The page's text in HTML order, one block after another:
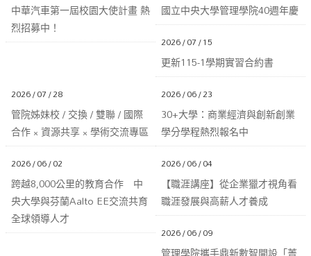
中華汽車第一屆校園大使計畫 熱
烈招募中！
國立中央大學管理學院40週年慶
2026 / 07 / 15
更新115-1學期實習合約書
2026 / 07 / 28
管院姊妹校 / 交換 / 雙聯 / 國際
合作 × 資源共享 × 學術交流專區
2026 / 06 / 23
30+大學：商業經濟與創新創業
學分學程熱烈報名中
2026 / 06 / 02
跨越8,000公里的教育合作 中
央大學與芬蘭Aalto EE交流共育
全球領導人才
2026 / 06 / 04
【職涯講座】從企業獵才視角看
職涯發展與高薪人才養成
2026 / 06 / 09